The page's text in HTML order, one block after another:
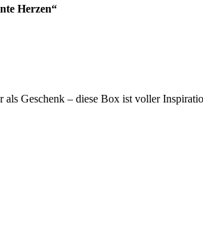
Herzen“
Geschenk – diese Box ist voller